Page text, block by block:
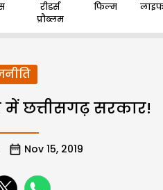
रीडर्स
प्रौब्लम
फिल्म
छत्तीसगढ़ सरकार!
Nov 15, 2019